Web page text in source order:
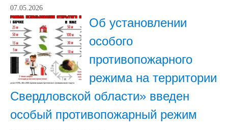
07.05.2026
Об установлении
особого
противопожарного
режима на территории
Свердловской области» введен
особый противопожарный режим